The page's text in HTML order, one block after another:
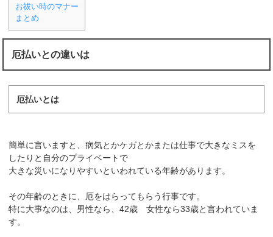
お祓い時のマナー
まとめ
厄払いとの違いは
厄払いとは
簡単に言いますと、病気とかケガとかまたは仕事で大きなミスを
したりと自分のプライベートで
大きな災いになりやすいといわれている年齢があります。
その年齢のときに、厄をはらってもらう行事です。
特に大事なのは、男性なら、42歳 女性なら33歳と言われていま
す。